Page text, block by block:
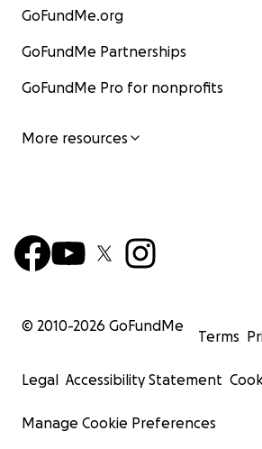
GoFundMe.org
GoFundMe Partnerships
GoFundMe Pro for nonprofits
More resources
© 2010-2026 GoFundMe
Terms
Legal Accessibility Statement
Manage Cookie Preferences